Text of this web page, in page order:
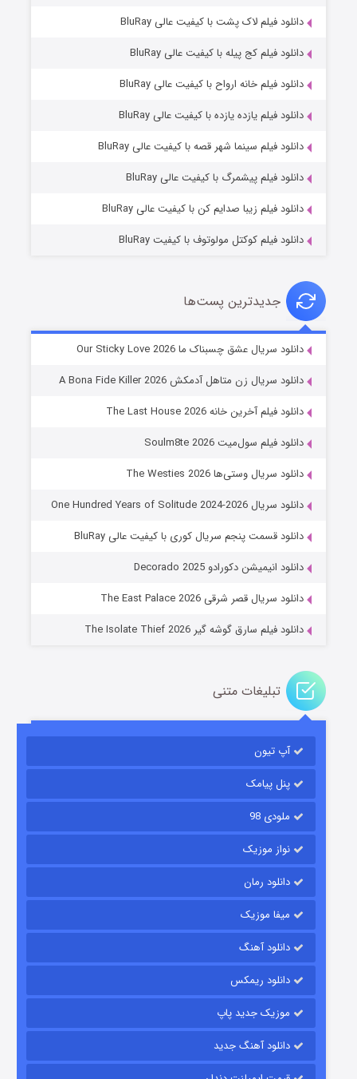
شوهر
عملیات آپارتمان
قسمت۲ (زیرنویس) منتشر شد
قسمت
دانلود فیلم لاک پشت با کیفیت عالی BluRay
دانلود فیلم کج‌ پیله با کیفیت عالی BluRay
دانلود فیلم خانه ارواح با کیفیت عالی BluRay
دانلود فیلم یازده یازده با کیفیت عالی BluRay
دانلود فیلم سینما شهر قصه با کیفیت عالی BluRay
دانلود فیلم پیشمرگ با کیفیت عالی BluRay
دانلود فیلم زیبا صدایم کن با کیفیت عالی BluRay
دانلود فیلم کوکتل مولوتوف با کیفیت BluRay
جدیدترین پست‌ها
دانلود سریال عشق چسبناک ما Our Sticky Love 2026
دانلود سریال زن متاهل آدمکش A Bona Fide Killer 2026
دانلود فیلم آخرین خانه The Last House 2026
دانلود فیلم سول‌میت Soulm8te 2026
دانلود سریال وستی‌ها The Westies 2026
دانلود سریال One Hundred Years of Solitude 2024-2026
دانلود قسمت پنجم سریال کوری با کیفیت عالی BluRay
دانلود انیمیشن دکورادو Decorado 2025
دانلود سریال قصر شرقی The East Palace 2026
دانلود فیلم سارق گوشه گیر The Isolate Thief 2026
تبلیغات متنی
آپ تیون
پنل پیامک
ملودی 98
نواز موزیک
دانلود رمان
میفا موزیک
دانلود آهنگ
دانلود ریمکس
موزیک جدید پاپ
دانلود آهنگ جدید